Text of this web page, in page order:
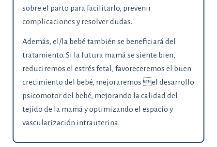
sobre el parto para facilitarlo, prevenir
complicaciones y resolver dudas.
Además, el/la bebé también se beneficiará del
tratamiento. Si la futura mamá se siente bien,
reduciremos el estrés fetal, favoreceremos el buen
crecimiento del bebé, mejoraremos el desarrollo
psicomotor del bebé, mejorando la calidad del
tejido de la mamá y optimizando el espacio y
vascularización intrauterina.